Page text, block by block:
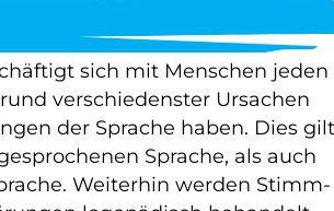
sich mit Menschen jeden
verschiedenster Ursachen
der Sprache haben. Dies gilt
Sprache, als auch
Weiterhin werden Stimm-